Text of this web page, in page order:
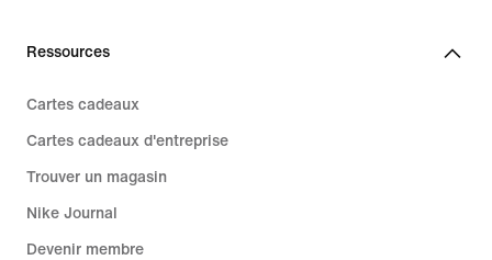
Ressources
Cartes cadeaux
Cartes cadeaux d'entreprise
Trouver un magasin
Nike Journal
Devenir membre